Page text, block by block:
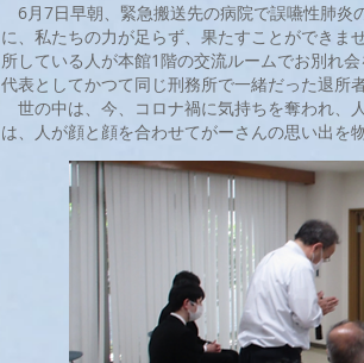
6月7日早朝、緊急搬送先の病院で誤嚥性肺炎
に、私たちの力が足らず、果たすことができま
所している人が本館1階の交流ルームでお別れ
代表としてかつて同じ刑務所で一緒だった退所
世の中は、今、コロナ禍に気持ちを奪われ、
は、人が顔と顔を合わせてがーさんの思い出を